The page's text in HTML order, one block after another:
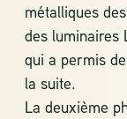
métalliques
des luminaires
qui a permis
la suite.
La deuxième